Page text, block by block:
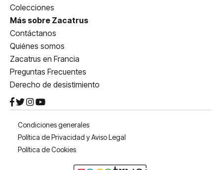
Colecciones
Más sobre Zacatrus
Contáctanos
Quiénes somos
Zacatrus en Francia
Preguntas Frecuentes
Derecho de desistimiento
Condiciones generales
Política de Privacidad y Aviso Legal
Política de Cookies